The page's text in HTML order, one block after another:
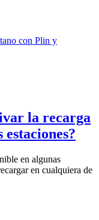
la recarga
en algunas
en cualquiera de